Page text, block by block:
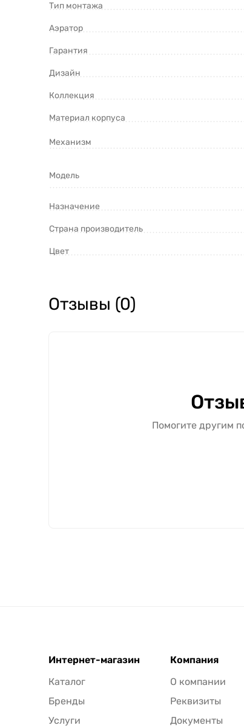
Тип монтажа
Аэратор
Гарантия
Дизайн
Коллекция
Материал корпуса
Механизм
Модель
Назначение
Страна производитель
Цвет
Отзывы (0)
Помогите другим
Интернет-магазин
Каталог
Бренды
Услуги
Компания
О компании
Реквизиты
Документы